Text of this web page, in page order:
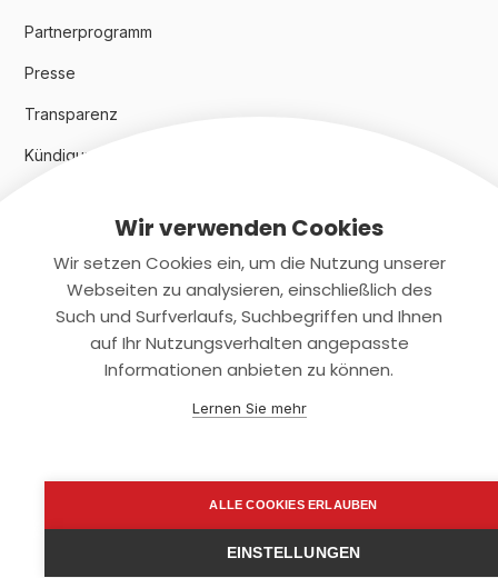
Partnerprogramm
Presse
Transparenz
Kündigungsindex 2024
Rechtliches
Datenschutz
support@smartkuendigen.de
Wir verwenden Cookies
Wir setzen Cookies ein, um die Nutzung unserer
Webseiten zu analysieren, einschließlich des
Such und Surfverlaufs, Suchbegriffen und Ihnen
auf Ihr Nutzungsverhalten angepasste
Informationen anbieten zu können.
Lernen Sie mehr
ALLE COOKIES ERLAUBEN
EINSTELLUNGEN